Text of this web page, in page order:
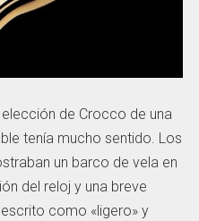
de Crocco de una
tenía mucho sentido. Los
un barco de vela en
del reloj y una breve
como «ligero» y